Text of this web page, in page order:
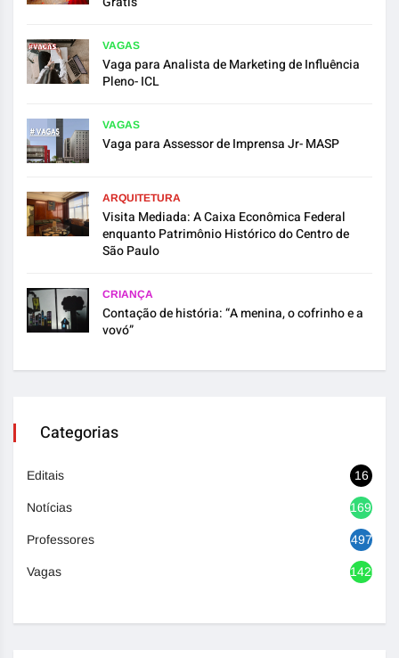
VAGAS
Vaga para Analista de Marketing de Influência
Pleno- ICL
VAGAS
Vaga para Assessor de Imprensa Jr- MASP
ARQUITETURA
Visita Mediada: A Caixa Econômica Federal
enquanto Patrimônio Histórico do Centro de
São Paulo
CRIANÇA
Contação de história: “A menina, o cofrinho e a
vovó”
Categorias
Editais 16
Notícias 1692
Professores 497
Vagas 1420